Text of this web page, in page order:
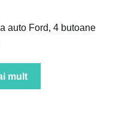
auto Ford, 4 butoane
mult